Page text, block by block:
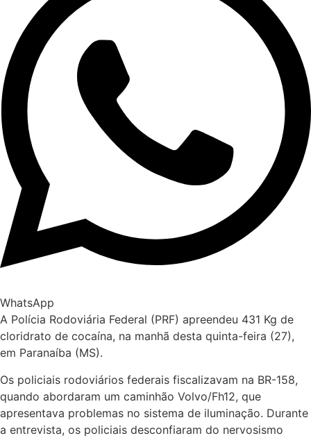
WhatsApp
A Polícia Rodoviária Federal (PRF) apreendeu 431 Kg de
cloridrato de cocaína, na manhã desta quinta-feira (27),
em Paranaíba (MS).
Os policiais rodoviários federais fiscalizavam na BR-158,
quando abordaram um caminhão Volvo/Fh12, que
apresentava problemas no sistema de iluminação. Durante
a entrevista, os policiais desconfiaram do nervosismo